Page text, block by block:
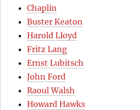
Chaplin
Buster Keaton
Harold Lloyd
Fritz Lang
Ernst Lubitsch
John Ford
Raoul Walsh
Howard Hawks